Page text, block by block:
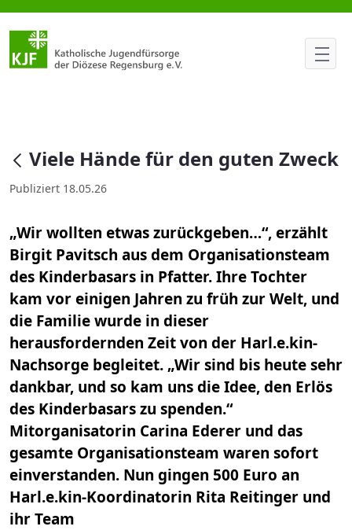
Viele Hände für den guten
null
Viele Hände für den guten Zweck
Publiziert 18.05.26
„Wir wollten etwas zurückgeben…“, erzählt
Birgit Pavitsch aus dem Organisationsteam
des Kinderbasars in Pfatter. Ihre Tochter
kam vor einigen Jahren zu früh zur Welt, und
die Familie wurde in dieser
herausfordernden Zeit von der Harl.e.kin-
Nachsorge begleitet. „Wir sind bis heute sehr
dankbar, und so kam uns die Idee, den Erlös
des Kinderbasars zu spenden.“
Mitorganisatorin Carina Ederer und das
gesamte Organisationsteam waren sofort
einverstanden. Nun gingen 500 Euro an
Harl.e.kin-Koordinatorin Rita Reitinger und
ihr Team